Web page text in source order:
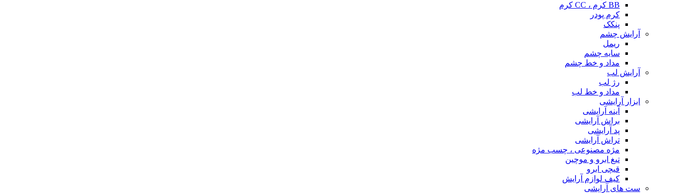
BB کرم ، CC کرم
کرم پودر
پنکک
آرایش چشم
ریمل
سایه چشم
مداد و خط چشم
آرایش لب
رژ لب
مداد و خط لب
ابزار آرایشی
آینه آرایشی
براش آرایشی
پد آرایشی
تراش آرایشی
مژه مصنوعی ، چسب مژه
تیغ ابرو و موچین
قیچی ابرو
کیف لوازم آرایش
ست های آرایشی